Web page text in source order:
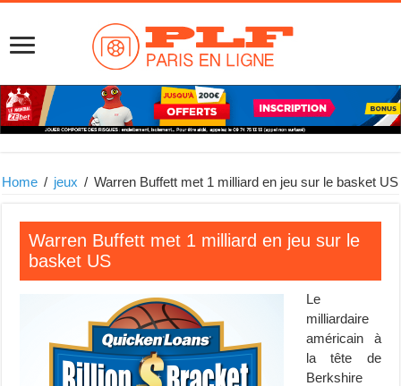
Home / jeux / Warren Buffett met 1 milliard en jeu sur le basket US
Warren Buffett met 1 milliard en jeu sur le
basket US
Le
milliardaire
américain à
la tête de
Berkshire